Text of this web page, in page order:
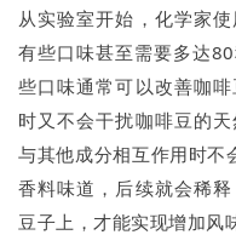
从实验室开始，化学家
有些口味甚至需要多达
些口味通常可以改善咖
时又不会干扰咖啡豆的
与其他成分相互作用时不
香料味道，后续就会稀
豆子上，才能实现增加风